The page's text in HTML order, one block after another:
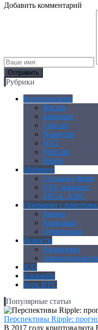
Добавить комментарий
Рубрики
Криптовалюта
Bitcoin
Ethereum
Litecoin
Namecoin
NXT
Peercoin
Ripple
Майнинг
Создание ферм
GPU майнинг
FPGA, ASIC
Операции с
Биржи
Кошельки
Обменники
Новости
Аналитика
ICO
Блокчейн
Курс BTC
Популярные статьи
Перспективы Ripple:
В 2017 году криптовалюта